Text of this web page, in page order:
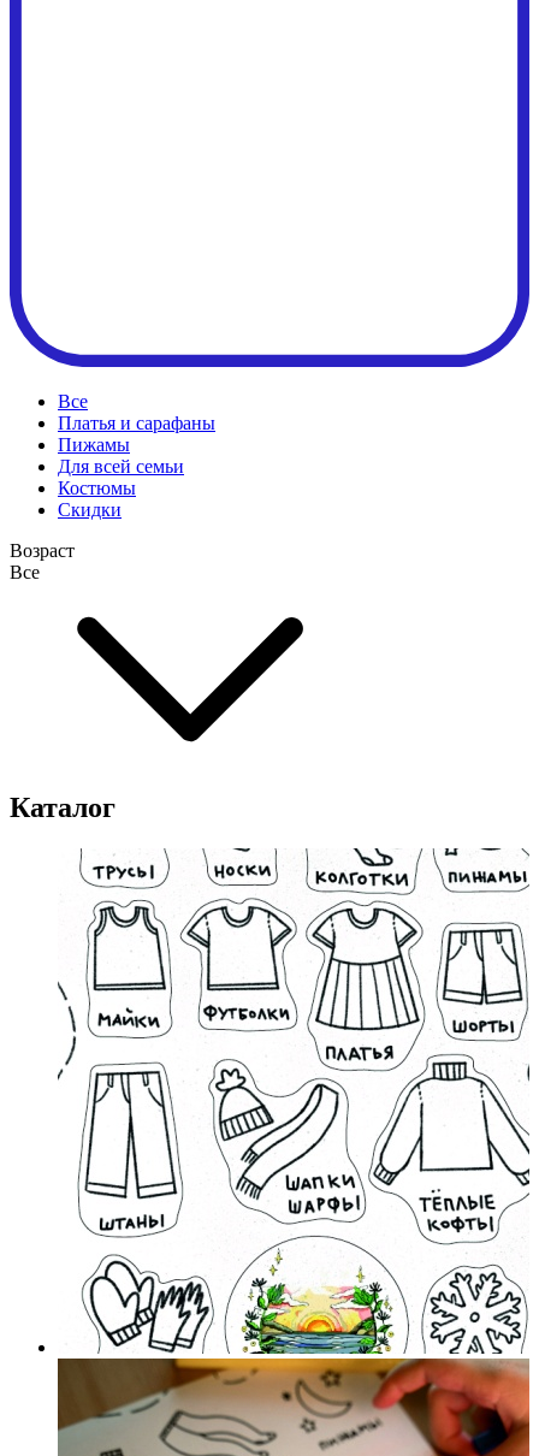
Все
Платья и сарафаны
Пижамы
Для всей семьи
Костюмы
Cкидки
Возраст
Все
Каталог